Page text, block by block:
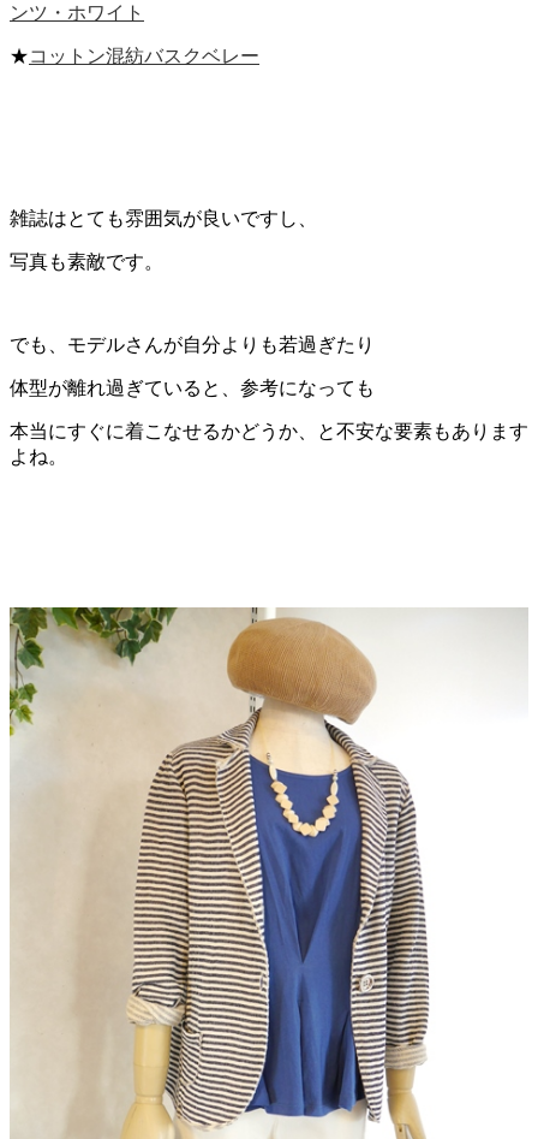
ンツ・ホワイト
★コットン混紡バスクベレー
雑誌はとても雰囲気が良いですし、
写真も素敵です。
でも、モデルさんが自分よりも若過ぎたり
体型が離れ過ぎていると、参考になっても
本当にすぐに着こなせるかどうか、と不安な要素もあります
よね。